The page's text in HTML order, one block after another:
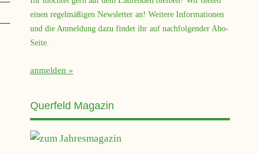
einen regelmäßigen Newsletter an! Weitere Informationen
und die Anmeldung dazu findet ihr auf nachfolgender Abo-
Seite.
anmelden
Querfeld Magazin